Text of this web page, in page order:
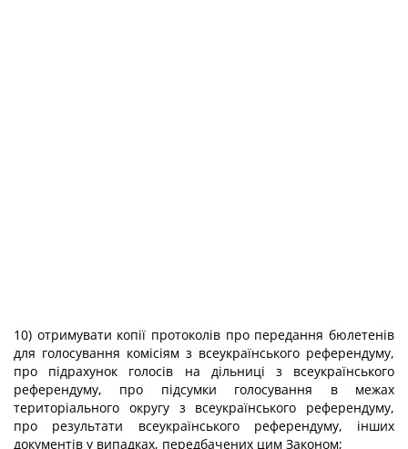
10) отримувати копії протоколів про передання бюлетенів
для голосування комісіям з всеукраїнського референдуму,
про підрахунок голосів на дільниці з всеукраїнського
референдуму, про підсумки голосування в межах
територіального округу з всеукраїнського референдуму,
про результати всеукраїнського референдуму, інших
документів у випадках, передбачених цим Законом;